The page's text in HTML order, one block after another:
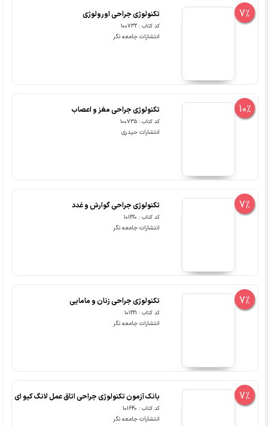
7% تکنولوژی جراحی اورولوژی
کد کتاب : 100732
انتشارات جامعه نگر
10% تکنولوژی جراحی مغز و اعصاب
کد کتاب : 100735
انتشارات حیدری
7% تکنولوژی جراحی گوارش و غدد
کد کتاب : 101220
انتشارات جامعه نگر
7% تکنولوژی جراحی زنان و مامایی
کد کتاب : 101221
انتشارات جامعه نگر
7% بانک آزمون تکنولوژی جراحی اتاق عمل لانگ کیو ای
کد کتاب : 101640
انتشارات جامعه نگر